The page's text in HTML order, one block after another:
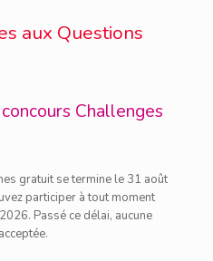
aux Questions
Challenges
gratuit se termine le 31 août
participer à tout moment
Passé ce délai, aucune